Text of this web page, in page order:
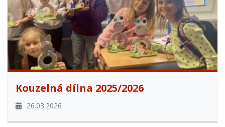
Kouzelná dílna 2025/2026
26.03.2026